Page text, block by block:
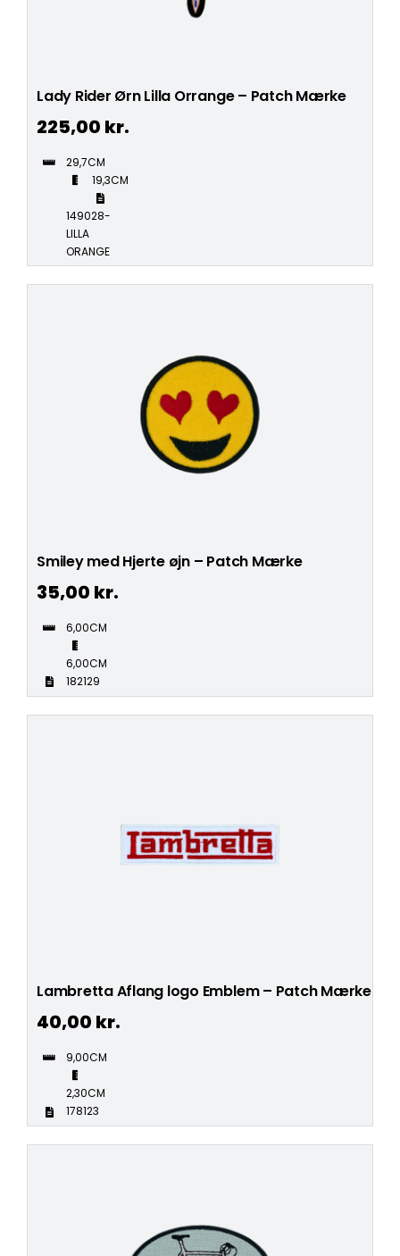
Lady Rider Ørn Lilla Orrange – Patch Mærke
225,00 kr.
29,7CM
19,3CM
149028-
LILLA
ORANGE
Smiley med Hjerte øjn – Patch Mærke
35,00 kr.
6,00CM
6,00CM
182129
Lambretta Aflang logo Emblem – Patch Mærke
40,00 kr.
9,00CM
2,30CM
178123